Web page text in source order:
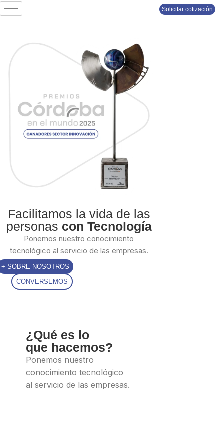
Solicitar cotización
Facilitamos la vida de las
personas con Tecnología
Ponemos nuestro conocimiento
tecnológico al servicio de las empresas.
+ SOBRE NOSOTROS
CONVERSEMOS
¿Qué es lo
que hacemos?
Ponemos nuestro
conocimiento tecnológico
al servicio de las empresas.